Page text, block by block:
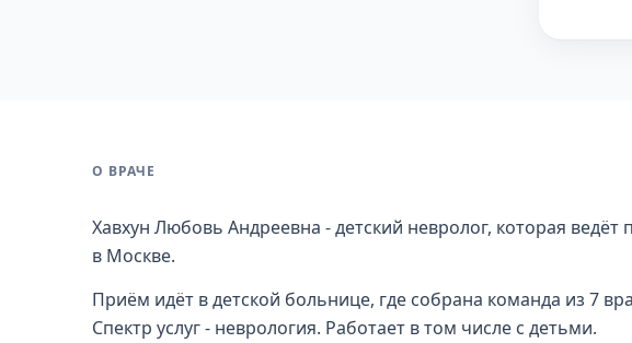
О ВРАЧЕ
Хавхун Любовь Андреевна - детский невролог, которая ведёт
в Москве.
Приём идёт в детской больнице, где собрана команда из 7
Спектр услуг - неврология. Работает в том числе с детьми.